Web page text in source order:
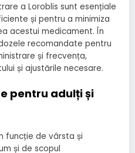
a Loroblis sunt esențiale
și pentru a minimiza
acestui medicament. În
recomandate pentru
și frecvența,
și ajustările necesare.
pentru adulți și
funcție de vârsta și
și de scopul